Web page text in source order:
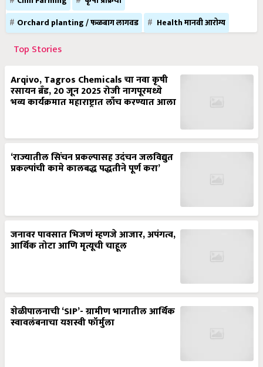
Orchard planting / फळबाग लागवड
Health मानवी आरोग्य
Top Stories
Arqivo, Tagros Chemicals चा नवा कृषी
रसायन ब्रँड, 20 जून 2025 रोजी नागपूरमध्ये
भव्य कार्यक्रमात महाराष्ट्रात लाँच करण्यात आला
‘राज्यातील सिंचन प्रकल्पासह उदंचन जलविद्युत
प्रकल्पांची कामे कालबद्ध पद्धतीने पूर्ण करा’
जनावर पावसात भिजणं म्हणजे आजार, अपंगत्व,
आर्थिक तोटा आणि मृत्यूची चाहूल
शेळीपालनाची ‘SIP’- ग्रामीण भागातील आर्थिक
स्वावलंबनाचा यशस्वी फॉर्मुला